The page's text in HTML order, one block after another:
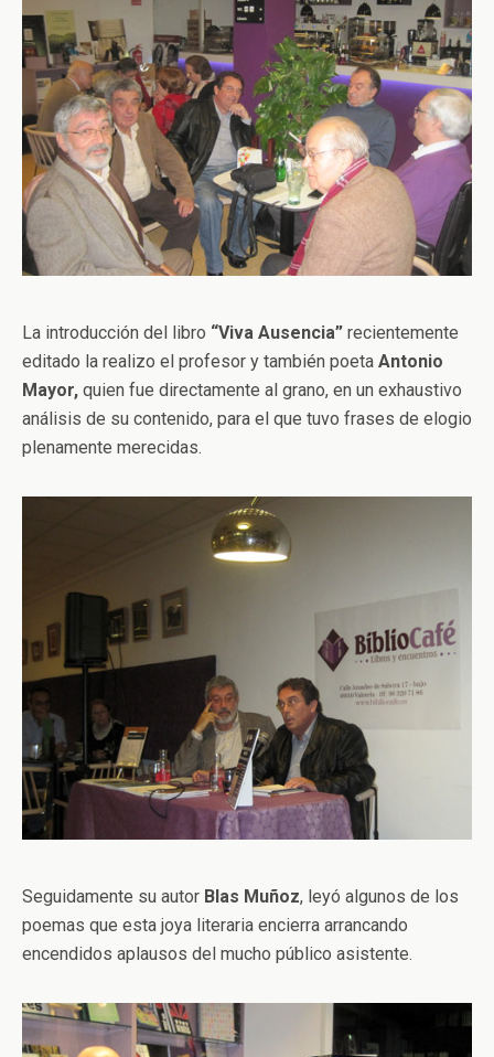
La introducción del libro “Viva Ausencia” recientemente
editado la realizo el profesor y también poeta Antonio
Mayor, quien fue directamente al grano, en un exhaustivo
análisis de su contenido, para el que tuvo frases de elogio
plenamente merecidas.
Seguidamente su autor Blas Muñoz, leyó algunos de los
poemas que esta joya literaria encierra arrancando
encendidos aplausos del mucho público asistente.